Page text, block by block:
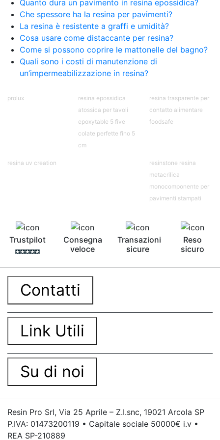
Pavimento epossidico Acquista Glitter Epossidico
Applicazioni di Epossidici Colle epossidiche
Mastice epossidico Adesivo epossidico
bicomponente Malta epossidica Colla
bicomponente Pavimento epossidico pro e
contro Epossidica Colla epossidica plastica See
all articles →
Quanto dura un pavimento in resina epossidica?
Che spessore ha la resina per pavimenti?
La resina è resistente a graffi e umidità?
Cosa usare come distaccante per resina?
Come si possono coprire le mattonelle del bagno?
Quali sono i costi di manutenzione di
un’impermeabilizzazione in resina?
prolux
resina epossidica
atossica per tavoli
epoxytable 5 five
colate perfette fino 5
cm
resina trasparente per
contatto alimentare
foodsafe
resina uv creation
resinstone resina
metacrilica
monocomponente per
pavimenti stampati
Trustpilot
Consegna
veloce
Transazioni
sicure
Reso
sicuro
Contatti
Link Utili
Su di noi
Resin Pro Srl, Via 25 Aprile – Z.I.snc, 19021 Arcola SP
P.IVA: 01473200119 • Capitale sociale 50000€ i.v •
REA SP-210889